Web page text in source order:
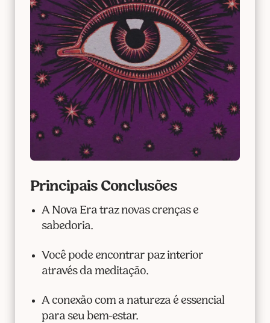
Principais Conclusões
A Nova Era traz novas crenças e
sabedoria.
Você pode encontrar paz interior
através da meditação.
A conexão com a natureza é essencial
para seu bem-estar.